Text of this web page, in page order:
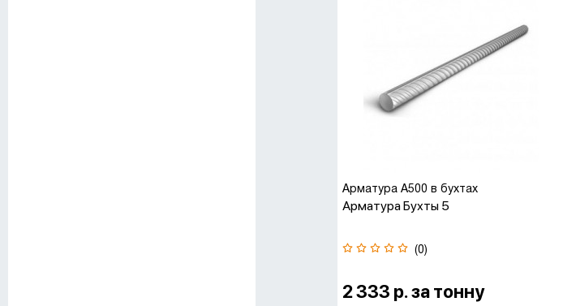
Арматура А500 в бухтах
Арматура Бухты 5
(0)
2 333 р. за тонну